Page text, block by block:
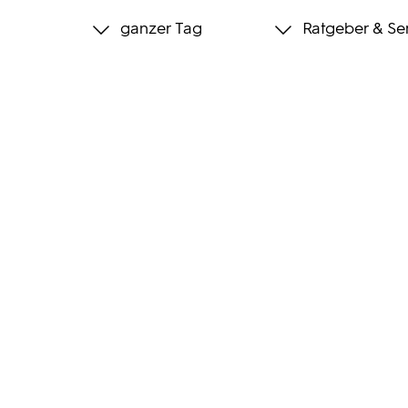
ganzer Tag Ratgeber &